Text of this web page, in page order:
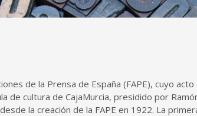
de la Prensa de España (FAPE), cuyo
de cultura de CajaMurcia, presidido por
la creación de la FAPE en 1922. La